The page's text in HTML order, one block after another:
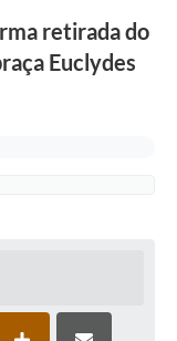
retirada do
Euclydes